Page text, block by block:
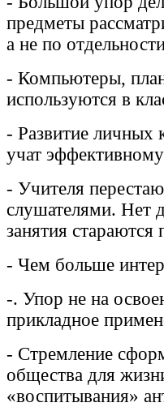
предметы
а не по
- Компьютеры,
используются в
- Развитие личных
учат
- Учителя
слушателями. Нет
занятия стараются
- Чем больше
-. Упор не на
прикладное
- Стремление
общества для
«воспитывания»